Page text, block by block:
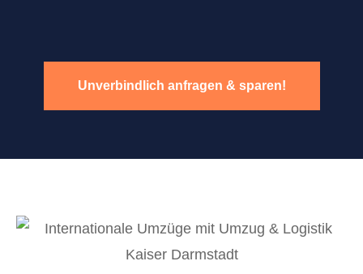
Unverbindlich anfragen & sparen!